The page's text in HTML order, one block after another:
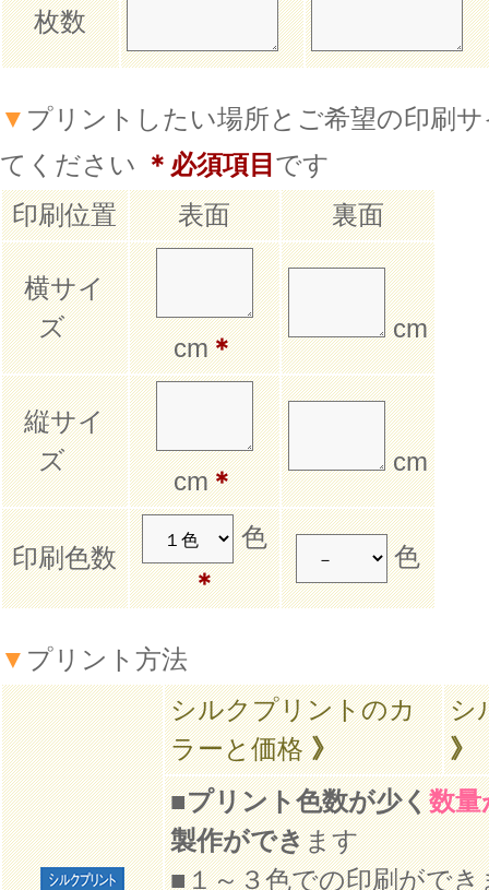
枚数
▼ プリントしたい場所とご希望の印刷
てください ＊必須項目 です
印刷位置
表面 裏面
横サイ
ズ
cm＊
cm
縦サイ
ズ
cm＊
cm
印刷色数
色
＊
色
▼ プリント方法
シルクプリントのカ
ラーと価格》
シ
》
■プリント色数が少く数量
製作ができます
■１～３色での印刷がで